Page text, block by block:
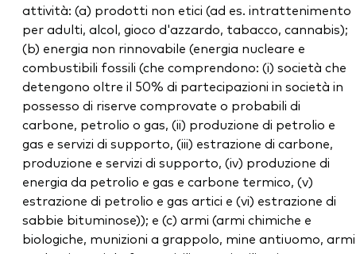
attività: (a) prodotti non etici (ad es. intrattenimento
per adulti, alcol, gioco d'azzardo, tabacco, cannabis);
(b) energia non rinnovabile (energia nucleare e
combustibili fossili (che comprendono: (i) società che
detengono oltre il 50% di partecipazioni in società in
possesso di riserve comprovate o probabili di
carbone, petrolio o gas, (ii) produzione di petrolio e
gas e servizi di supporto, (iii) estrazione di carbone,
produzione e servizi di supporto, (iv) produzione di
energia da petrolio e gas e carbone termico, (v)
estrazione di petrolio e gas artici e (vi) estrazione di
sabbie bituminose)); e (c) armi (armi chimiche e
biologiche, munizioni a grappolo, mine antiuomo, armi